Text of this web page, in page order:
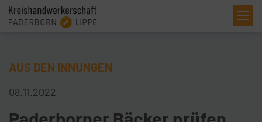
AUS DEN INNUNGEN
08.11.2022